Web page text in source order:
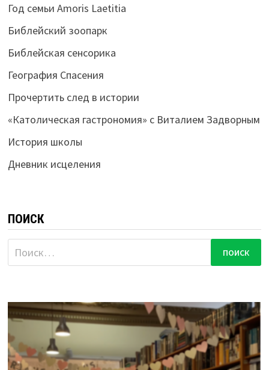
Год семьи Amoris Laetitia
Библейский зоопарк
Библейская сенсорика
География Спасения
Прочертить след в истории
«Католическая гастрономия» с Виталием Задворным
История школы
Дневник исцеления
ПОИСК
Найти: